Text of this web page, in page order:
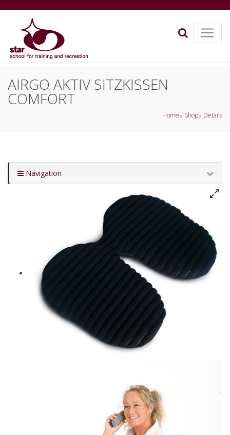
AIRGO AKTIV SITZKISSEN
COMFORT
Home Shop Details
Navigation